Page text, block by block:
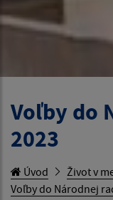
Voľby do
2023
Úvod Život v
Voľby do Národnej